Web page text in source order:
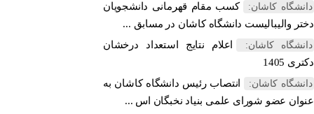
دانشگاه کاشان:
کسب مقام قهرمانی دانشجویان
دختر والیبالیست دانشگاه کاشان در مسابق ...
دانشگاه کاشان:
اعلام نتایج استعداد درخشان
دکتری 1405
دانشگاه کاشان:
انتصاب رئیس دانشگاه کاشان به
عنوان عضو شورای علمی بنیاد نخبگان اس ...